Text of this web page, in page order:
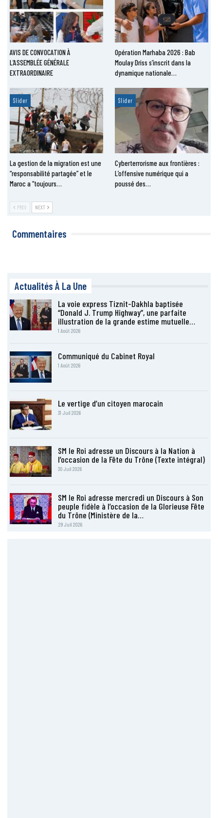
AVIS DE CONVOCATION À
L’ASSEMBLÉE GÉNÉRALE
EXTRAORDINAIRE
Opération Marhaba 2026 : Bab
Moulay Driss s’inscrit dans la
dynamique nationale…
Slider
La gestion de la migration est une
“responsabilité partagée” et le
Maroc a “toujours…
Slider
Cyberterrorisme aux frontières :
L’offensive numérique qui a
poussé des…
PREV NEXT
Commentaires
Actualités À La Une
La voie express Tiznit-Dakhla baptisée
“Donald J. Trump Highway”, une parfaite
illustration de la grande estime mutuelle…
1 Août 2026
Communiqué du Cabinet Royal
1 Août 2026
Le vertige d’un citoyen marocain
31 Juil 2026
SM le Roi adresse un Discours à la Nation à
l’occasion de la Fête du Trône (Texte intégral)
30 Juil 2026
SM le Roi adresse mercredi un Discours à Son
peuple fidèle à l’occasion de la Glorieuse Fête
du Trône (Ministère de la…
29 Juil 2026